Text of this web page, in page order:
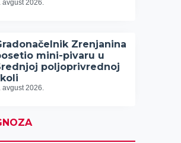
avgust 2026.
Zrenjanina
mini-pivaru u
poljoprivrednoj
avgust 2026.